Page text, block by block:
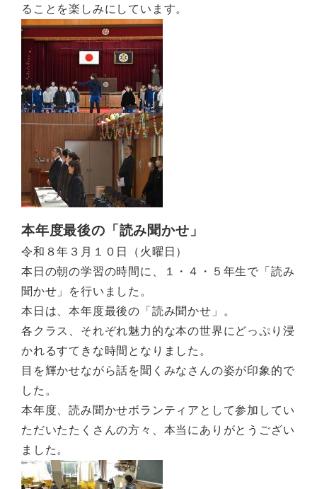
ることを楽しみにしています。
本年度最後の「読み聞かせ」
令和８年３月１０日（火曜日）
本日の朝の学習の時間に、１・４・５年生で「読み
聞かせ」を行いました。
本日は、本年度最後の「読み聞かせ」。
各クラス、それぞれ魅力的な本の世界にどっぷり浸
かれるすてきな時間となりました。
目を輝かせながら話を聞くみなさんの姿が印象的で
した。
本年度、読み聞かせボランティアとして参加してい
ただいたたくさんの方々、本当にありがとうござい
ました。